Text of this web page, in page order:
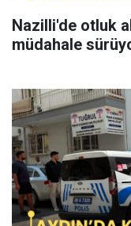
Nazilli'de otluk
müdahale